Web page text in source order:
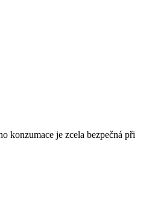
konzumace je zcela bezpečná při